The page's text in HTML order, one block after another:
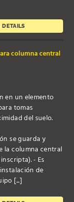
DETAILS
columna central
en un elemento
tomas
del suelo.
se guarda y
la columna central
- Es
de
[...]